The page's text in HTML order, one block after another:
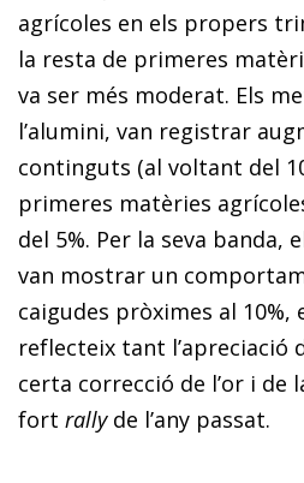
agrícoles en els propers
la resta de primeres
va ser més moderat. Els
l’alumini, van registrar
continguts (al voltant del
primeres matèries
del 5%. Per la seva banda,
van mostrar un
caigudes pròximes al
reflecteix tant l’apreciació
certa correcció de l’or i de
fort rallyde l’any passat.